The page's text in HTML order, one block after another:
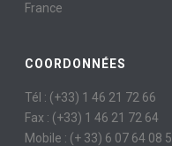
France
COORDONNÉES
Tél : (+33) 1 46 21 72 66
Fax : (+33) 1 46 21 72 64
Mobile : (+ 33) 6 07 64 08